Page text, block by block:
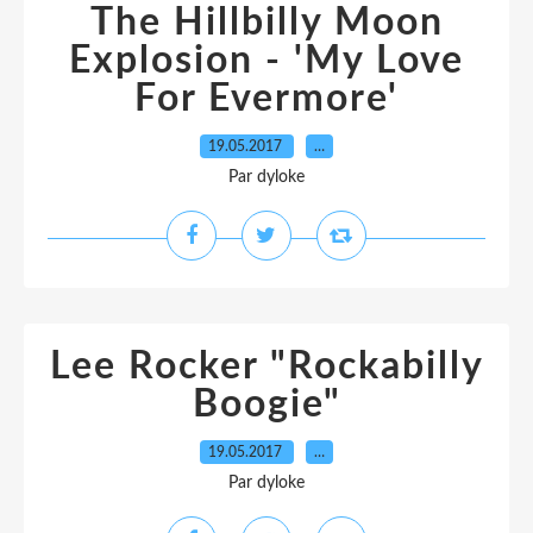
The Hillbilly Moon
Explosion - 'My Love
For Evermore'
19.05.2017 …
Par dyloke
Lee Rocker "Rockabilly
Boogie"
19.05.2017 …
Par dyloke